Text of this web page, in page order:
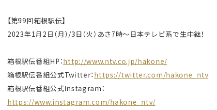
【第99回箱根駅伝】
2023年1月2日（月）/3日（火）あさ7時〜日本テレビ系で生中継！
箱根駅伝番組HP：http://www.ntv.co.jp/hakone/
箱根駅伝番組公式Twitter： https://twitter.com/hakone_ntv
箱根駅伝番組公式Instagram：
https://www.instagram.com/hakone_ntv/